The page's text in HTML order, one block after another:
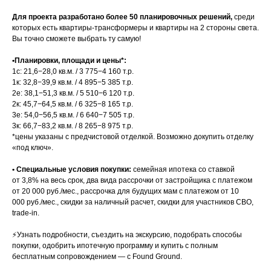
Для проекта разработано более 50 планировочных решений, среди
которых есть квартиры-трансформеры и квартиры на 2 стороны света.
Вы точно сможете выбрать ту самую!
•Планировки, площади и цены*:
1с: 21,6−28,0 кв.м. / 3 775−4 160 т.р.
1к: 32,8−39,9 кв.м. / 4 895−5 385 т.р.
2е: 38,1−51,3 кв.м. / 5 510−6 120 т.р.
2к: 45,7−64,5 кв.м. / 6 325−8 165 т.р.
3е: 54,0−56,5 кв.м. / 6 640−7 505 т.р.
3к: 66,7−83,2 кв.м. / 8 265−8 975 т.р.
*цены указаны с предчистовой отделкой. Возможно докупить отделку
«под ключ».
• Специальные условия покупки: семейная ипотека со ставкой
от 3,8% на весь срок, два вида рассрочки от застройщика с платежом
от 20 000 руб./мес., рассрочка для будущих мам с платежом от 10
000 руб./мес., скидки за наличный расчет, скидки для участников СВО,
trade-in.
⚡️Узнать подробности, съездить на экскурсию, подобрать способы
покупки, одобрить ипотечную программу и купить с полным
бесплатным сопровождением — с Found Ground.